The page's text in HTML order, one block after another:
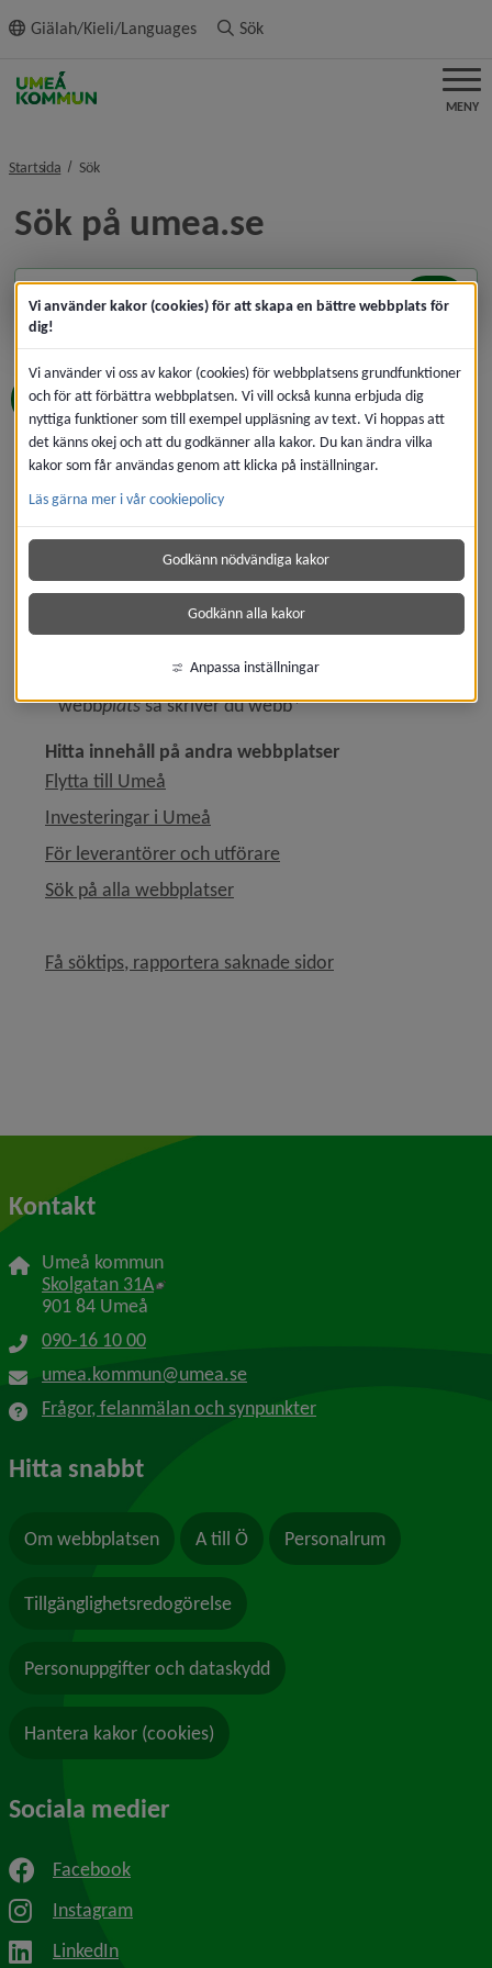
innehållet
Giälah/Kieli/Languages Sök
MENY
Startsida Söknivå i brödsmulenavigeringen
Sök på umea.se
Sök
Din sökning군포홀덤 CDDC7,CഠM 프로모션코드 B77
알파고파워볼㌭토토검증소ם다음야구생중계ژ세부바
카라⍹화순원엑스벳/matchade inte något dokument
Prova gärna något av följande:
Kontrollera att du har stavat korrekt.
Ange mindre specifika sökord.
Prova med ett alternativt ord eller en synonym.
Använd asterisk för att hitta andra ändelser av det
eftersökta. Vill du t ex söka på både webb
webbplatsså skriver du webb*
SÖK I DOKUMENT OCH FILER
Hitta innehåll på andra webbplatser
Flytta till Umeå
Investeringar i Umeå
För leverantörer och utförare
Sök på alla webbplatser
Få söktips, rapportera saknade sidor
Kontakt
Umeå kommun
Skolgatan 31A Länk till annan webbplats, öppnas i nytt
901 84 Umeå
090-16 10 00
umea.kommun@umea.se
Frågor, felanmälan och synpunkter
Hitta snabbt
Om webbplatsen A till Ö Personalrum
Tillgänglighetsredogörelse
Personuppgifter och dataskydd
Hantera kakor (cookies)
Sociala medier
Facebook
Instagram
LinkedIn
Vi använder kakor (cookies) för att skapa en bättre webbplats för
dig!
Vi använder vi oss av kakor (cookies) för webbplatsens grundfunktioner
och för att förbättra webbplatsen. Vi vill också kunna erbjuda dig
nyttiga funktioner som till exempel uppläsning av text. Vi hoppas att
det känns okej och att du godkänner alla kakor. Du kan ändra vilka
kakor som får användas genom att klicka på inställningar.
Läs gärna mer i vår cookiepolicy
Godkänn nödvändiga kakor
Godkänn alla kakor
Anpassa inställningar